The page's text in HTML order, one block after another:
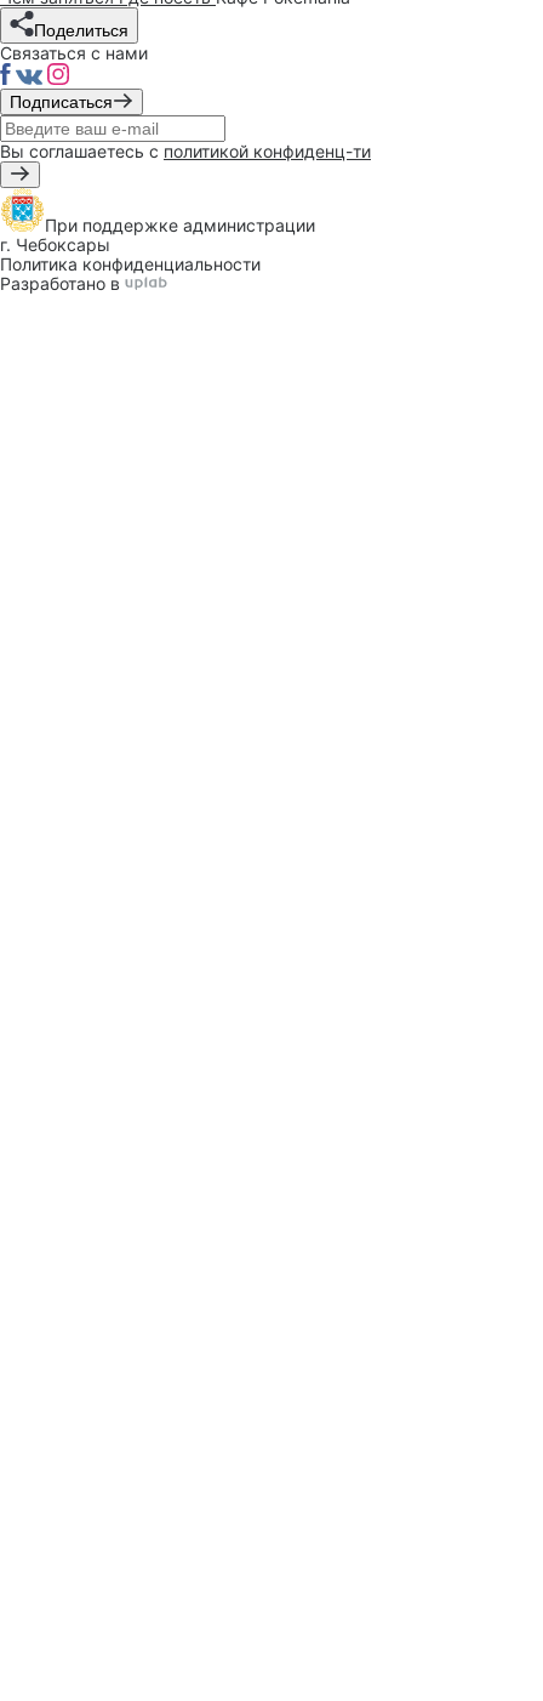
Поделиться
Связаться с нами
Подписаться
Вы соглашаетесь с политикой конфиденц-ти
При поддержке администрации
г. Чебоксары
Политика конфиденциальности
Разработано в